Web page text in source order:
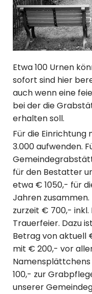
Etwa 100 Urnen
sofort sind hier
auch wenn eine
bei der die
erhalten soll.
Für die
3.000 aufwenden.
für den Bestatter
etwa € 1050,- für
Jahren
zurzeit € 700,- inkl.
Trauerfeier. Dazu
Betrag von aktuell
mit € 200,- vor
100,- zur
unserer